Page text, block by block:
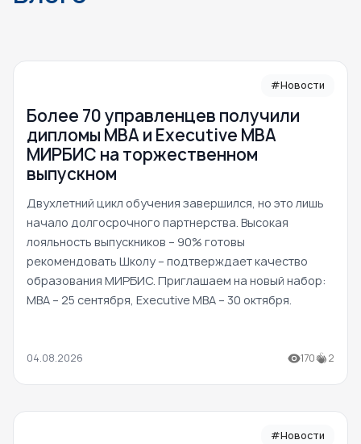
#Новости
Более 70 управленцев получили
дипломы MBA и Executive MBA
МИРБИС на торжественном
выпускном
Двухлетний цикл обучения завершился, но это лишь
начало долгосрочного партнерства. Высокая
лояльность выпускников – 90% готовы
рекомендовать Школу – подтверждает качество
образования МИРБИС. Приглашаем на новый набор:
MBA – 25 сентября, Executive MBA – 30 октября.
04.08.2026 170 2
#Новости